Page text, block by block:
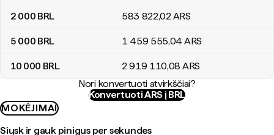
2 000 BRL 583 822,02ARS
5 000 BRL 1 459 555,04 ARS
10 000 BRL 2 919 110,08 ARS
Nori konvertuoti atvirkščiai?
Konvertuoti ARS į BRL
MOKĖJIMAI
Siųsk ir gauk pinigus per sekundes